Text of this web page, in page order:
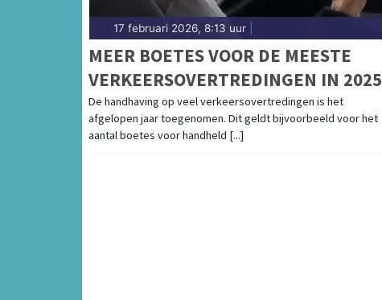
17 februari 2026, 8:13 uur
MEER BOETES VOOR DE MEESTE
VERKEERSOVERTREDINGEN IN 2025
De handhaving op veel verkeersovertredingen is het
afgelopen jaar toegenomen. Dit geldt bijvoorbeeld voor het
aantal boetes voor handheld [...]